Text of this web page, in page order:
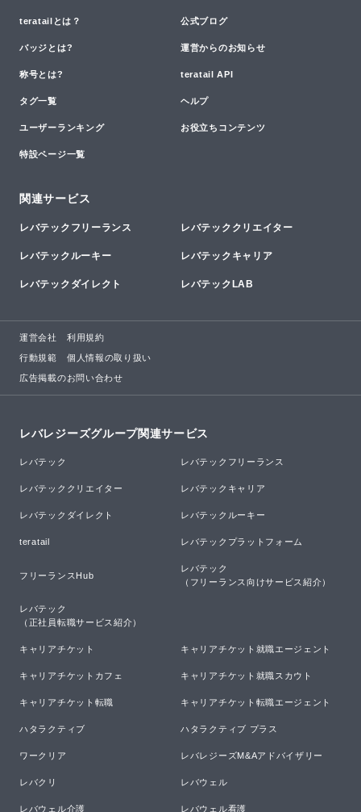
teratailとは？ 公式ブログ
バッジとは? 運営からのお知らせ
称号とは? teratail API
タグ一覧 ヘルプ
ユーザーランキング お役立ちコンテンツ
特設ページ一覧
関連サービス
レバテックフリーランス レバテッククリエイター
レバテックルーキー レバテックキャリア
レバテックダイレクト レバテックLAB
運営会社 利用規約
行動規範 個人情報の取り扱い
広告掲載のお問い合わせ
レバレジーズグループ関連サービス
レバテック レバテックフリーランス
レバテッククリエイター レバテックキャリア
レバテックダイレクト レバテックルーキー
teratail レバテックプラットフォーム
フリーランスHub
レバテック
（フリーランス向けサービス紹介）
レバテック
（正社員転職サービス紹介）
キャリアチケット キャリアチケット就職エージェント
キャリアチケットカフェ キャリアチケット就職スカウト
キャリアチケット転職 キャリアチケット転職エージェント
ハタラクティブ ハタラクティブ プラス
ワークリア レバレジーズM&Aアドバイザリー
レバクリ レバウェル
レバウェル介護 レバウェル看護